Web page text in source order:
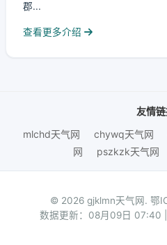
郡...
查看更多介绍
友情
mlchd天气网
chywq天气网
网
pszkzk天气网
© 2026 gjklmn天气网. 鄂
数据更新：08月09日 07:40